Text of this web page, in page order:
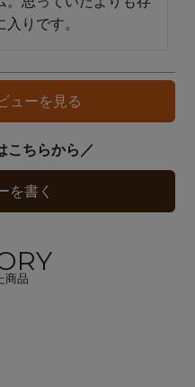
りです。
ューを見る
を書く
商品